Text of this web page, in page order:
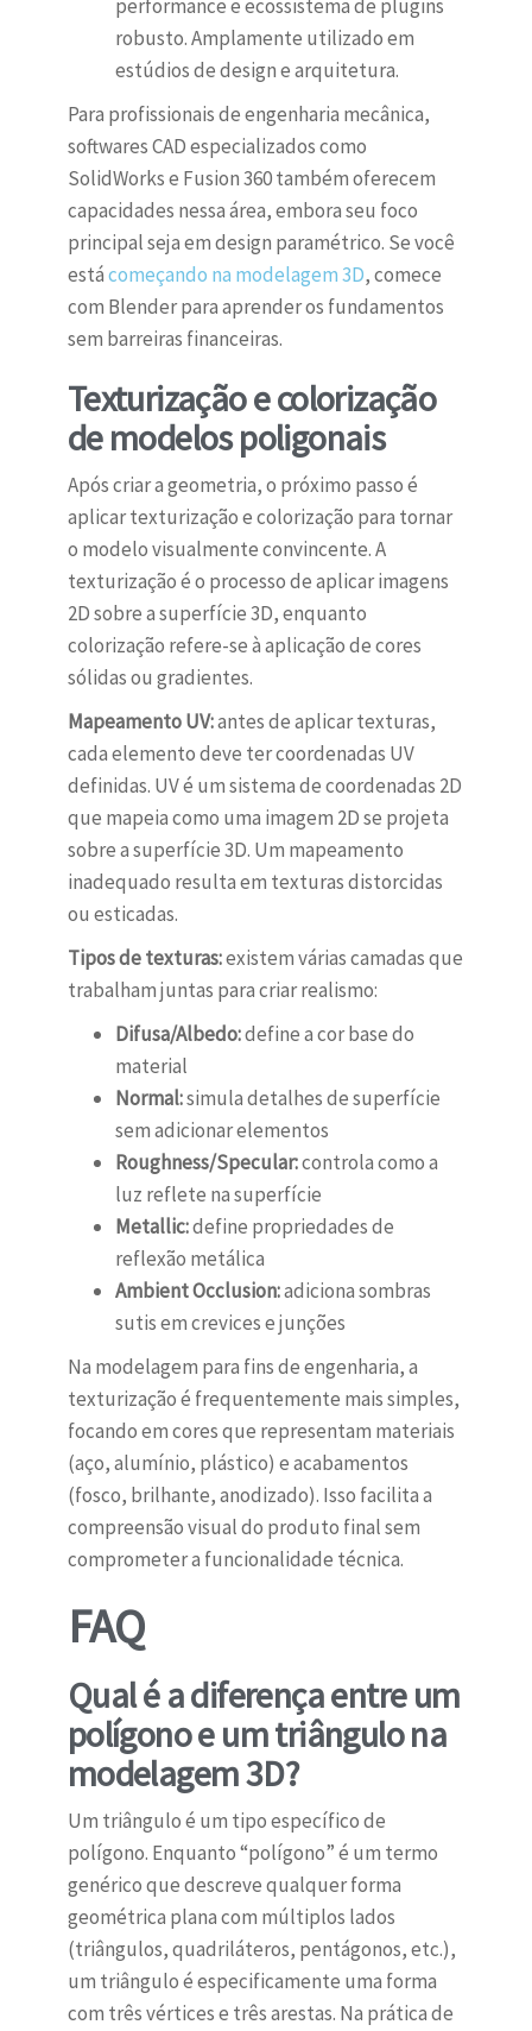
performance e ecossistema de plugins
robusto. Amplamente utilizado em
estúdios de design e arquitetura.
Para profissionais de engenharia mecânica,
softwares CAD especializados como
SolidWorks e Fusion 360 também oferecem
capacidades nessa área, embora seu foco
principal seja em design paramétrico. Se você
estácomeçando na modelagem 3D, comece
com Blender para aprender os fundamentos
sem barreiras financeiras.
Texturização e colorização
de modelos poligonais
Após criar a geometria, o próximo passo é
aplicar texturização e colorização para tornar
o modelo visualmente convincente. A
texturização é o processo de aplicar imagens
2D sobre a superfície 3D, enquanto
colorização refere-se à aplicação de cores
sólidas ou gradientes.
Mapeamento UV:antes de aplicar texturas,
cada elemento deve ter coordenadas UV
definidas. UV é um sistema de coordenadas 2D
que mapeia como uma imagem 2D se projeta
sobre a superfície 3D. Um mapeamento
inadequado resulta em texturas distorcidas
ou esticadas.
Tipos de texturas:existem várias camadas que
trabalham juntas para criar realismo:
Difusa/Albedo:define a cor base do
material
Normal:simula detalhes de superfície
sem adicionar elementos
Roughness/Specular:controla como a
luz reflete na superfície
Metallic:define propriedades de
reflexão metálica
Ambient Occlusion:adiciona sombras
sutis em crevices e junções
Na modelagem para fins de engenharia, a
texturização é frequentemente mais simples,
focando em cores que representam materiais
(aço, alumínio, plástico) e acabamentos
(fosco, brilhante, anodizado). Isso facilita a
compreensão visual do produto final sem
comprometer a funcionalidade técnica.
FAQ
Qual é a diferença entre um
polígono e um triângulo na
modelagem 3D?
Um triângulo é um tipo específico de
polígono. Enquanto “polígono” é um termo
genérico que descreve qualquer forma
geométrica plana com múltiplos lados
(triângulos, quadriláteros, pentágonos, etc.),
um triângulo é especificamente uma forma
com três vértices e três arestas. Na prática de